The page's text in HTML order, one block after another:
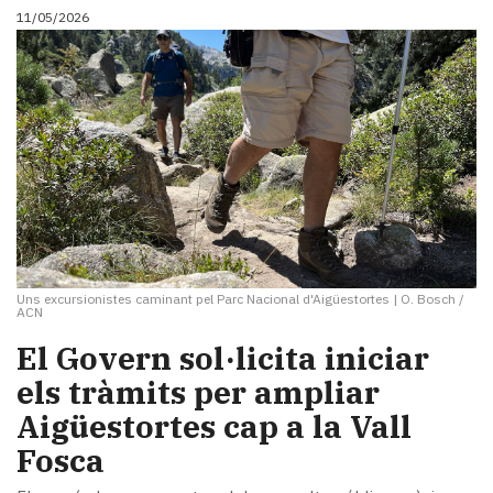
11/05/2026
Uns excursionistes caminant pel Parc Nacional d'Aigüestortes | O. Bosch /
ACN
El Govern sol·licita iniciar
els tràmits per ampliar
Aigüestortes cap a la Vall
Fosca